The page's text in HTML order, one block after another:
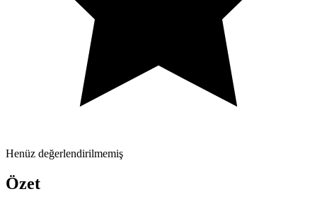
Henüz değerlendirilmemiş
Özet